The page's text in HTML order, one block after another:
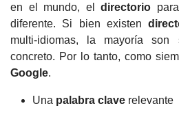
en el mundo, el directorio
diferente. Si bien existen
multi-idiomas, la mayoría
concreto. Por lo tanto, como
Google.
Una palabra clave relevante